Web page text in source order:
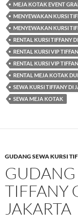
MEJA KOTAK EVENT
MENYEWAKAN KURSI
MENYEWAKAN KURSI
RENTAL KURSI TIFFANY
RENTAL KURSI VIP
RENTAL KURSI VIP
RENTAL MEJA KOTAK
SEWA KURSI TIFFANY DI
SEWA MEJA KOTAK
GUDANG SEWA KURSI
GUDANG
TIFFANY
JAKARTA